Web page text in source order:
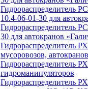
Гидрораспределитель
10.4-06-01-30 для
Гидрораспределитель
30 для автокранов
Гидрораспределитель
мусоровозов, автокранов
Гидрораспределитель
гидроманипуляторов
Гидрораспределитель